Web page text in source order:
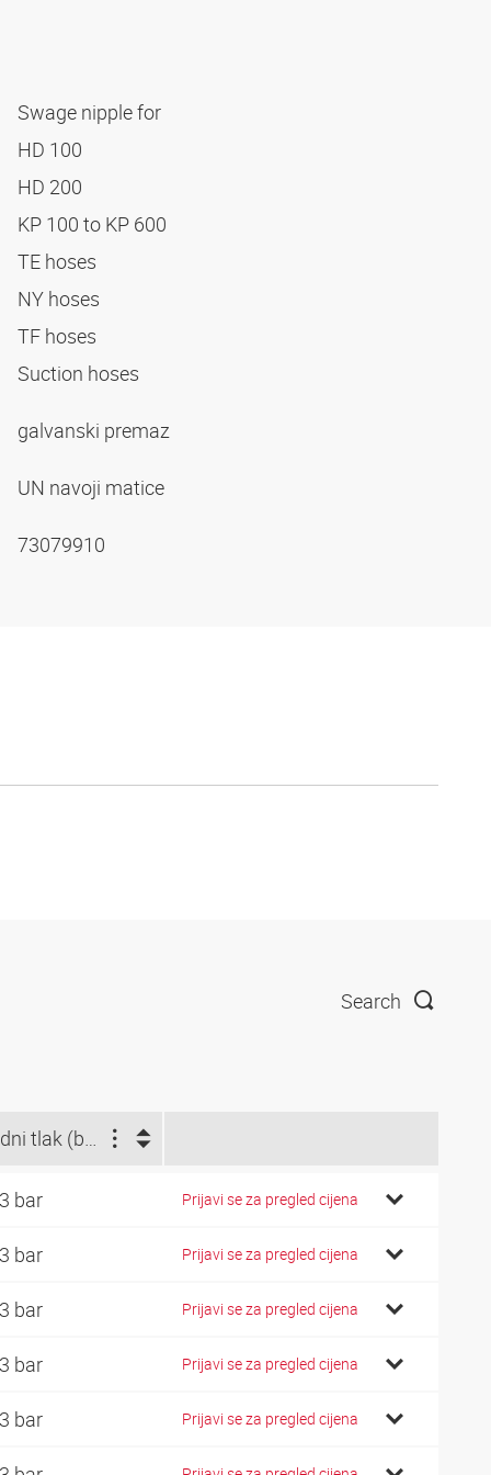
Swage nipple for
HD 100
HD 200
KP 100 to KP 600
TE hoses
NY hoses
TF hoses
Suction hoses
galvanski premaz
UN navoji matice
73079910
Search
Radni tlak (bar)
bar Prijavi se za pregled cijena
bar Prijavi se za pregled cijena
bar Prijavi se za pregled cijena
bar Prijavi se za pregled cijena
bar Prijavi se za pregled cijena